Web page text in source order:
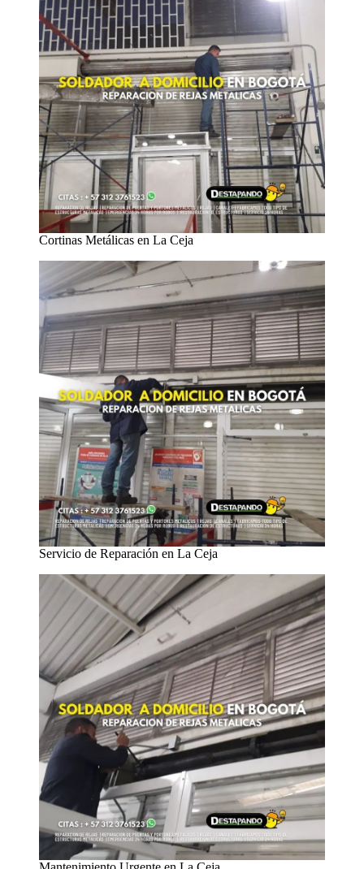
Cortinas Metálicas en La Ceja
Servicio de Reparación en La Ceja